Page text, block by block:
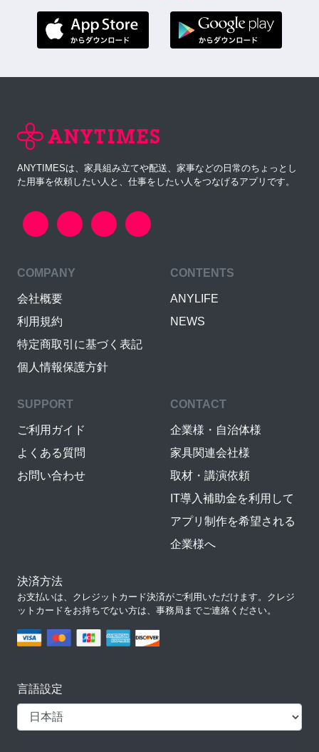
ANYTIMESは、家具組み立てや配送、家事などの日常のちょっとし
た用事を依頼したい人と、仕事をしたい人をつなげるアプリです。
COMPANY
会社概要
利用規約
特定商取引に基づく表記
個人情報保護方針
CONTENTS
ANYLIFE
NEWS
SUPPORT
ご利用ガイド
よくある質問
お問い合わせ
CONTACT
企業様・自治体様
家具関連会社様
取材・講演依頼
IT導入補助金を利用して
アプリ制作を希望される
企業様へ
決済方法
お支払いは、クレジットカード決済がご利用いただけます。クレジ
ットカードをお持ちでない方は、事務局までご連絡ください。
言語設定